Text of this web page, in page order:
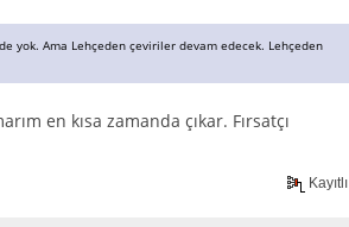
yok. Ama Lehçeden çeviriler devam edecek. Lehçeden
en kısa zamanda çıkar. Fırsatçı
Kayıtlı